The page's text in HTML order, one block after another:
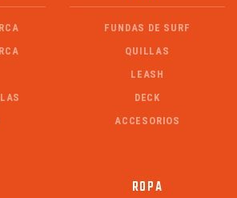
FUNDAS DE SURF
QUILLAS
LEASH
DECK
ACCESORIOS
ROPA